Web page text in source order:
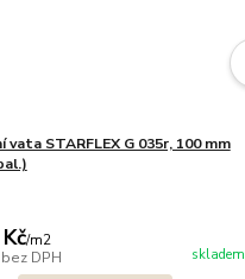
vata STARFLEX G 035r, 100 mm
/m2
bez DPH skladem